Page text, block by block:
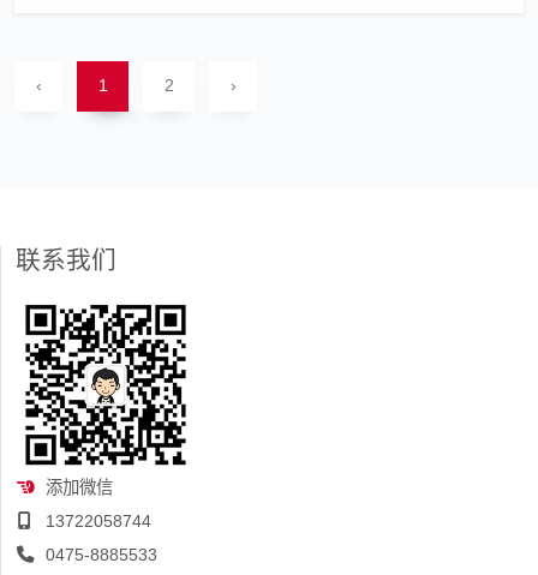
‹ 1 2 ›
联系我们
添加微信
13722058744
0475-8885533